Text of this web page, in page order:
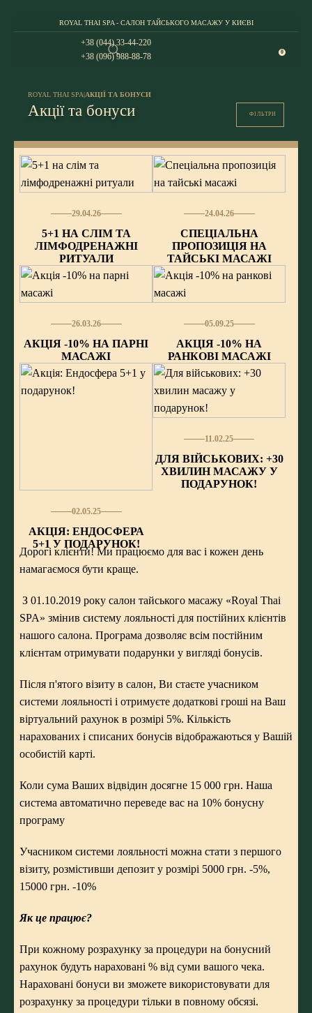
ROYAL THAI SPA - САЛОН ТАЙСЬКОГО МАСАЖУ У КИЄВІ
+38 (044) 33-44-220
+38 (096) 988-88-78
0
ROYAL THAI SPA|АКЦІЇ ТА БОНУСИ
Акції та бонуси ФІЛЬТРИ
29.04.26
5+1 НА СЛІМ ТА
ЛІМФОДРЕНАЖНІ
РИТУАЛИ
24.04.26
СПЕЦІАЛЬНА
ПРОПОЗИЦІЯ НА
ТАЙСЬКІ МАСАЖІ
26.03.26
АКЦІЯ -10% НА ПАРНІ
МАСАЖІ
05.09.25
АКЦІЯ -10% НА
РАНКОВІ МАСАЖІ
02.05.25
АКЦІЯ: ЕНДОСФЕРА
5+1 У ПОДАРУНОК!
11.02.25
ДЛЯ ВІЙСЬКОВИХ: +30
ХВИЛИН МАСАЖУ У
ПОДАРУНОК!
Дорогі клієнти! Ми працюємо для вас і кожен день
намагаємося бути краще.
З 01.10.2019 року салон тайського масажу «Royal Thai
SPA» змінив систему лояльності для постійних клієнтів
нашого салона. Програма дозволяє всім постійним
клієнтам отримувати подарунки у вигляді бонусів.
Після п'ятого візиту в салон, Ви стаєте учасником
системи лояльності і отримуєте додаткові гроші на Ваш
віртуальний рахунок в розмірі 5%. Кількість
нарахованих і списаних бонусів відображаються у Вашій
особистій карті.
Коли сума Ваших відвідин досягне 15 000 грн. Наша
система автоматично переведе вас на 10% бонусну
програму
Учасником системи лояльності можна стати з першого
візиту, розмістивши депозит у розмірі 5000 грн. -5%,
15000 грн. -10%
Як це працює?
При кожному розрахунку за процедури на бонусний
рахунок будуть нараховані % від суми вашого чека.
Нараховані бонуси ви зможете використовувати для
розрахунку за процедури тільки в повному обсязі.